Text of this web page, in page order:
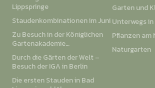
Lippspringe
Staudenkombinationen im Juni
Zu Besuch in der Königlichen
Gartenakademie…
Durch die Gärten der Welt –
Besuch der IGA in Berlin
Die ersten Stauden in Bad
Garten und
Unterwegs
Pflanzen
Naturgarten